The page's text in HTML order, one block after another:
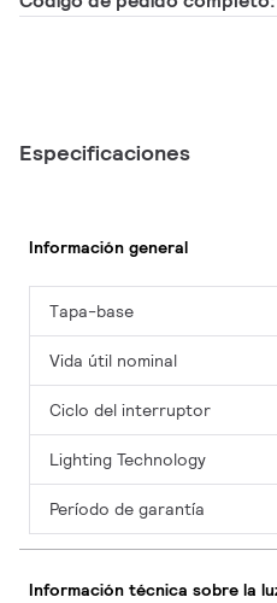
Especificaciones
Información general
Tapa-base
Vida útil nominal
Ciclo del interruptor
Lighting Technology
Período de garantía
Información técnica sobre la